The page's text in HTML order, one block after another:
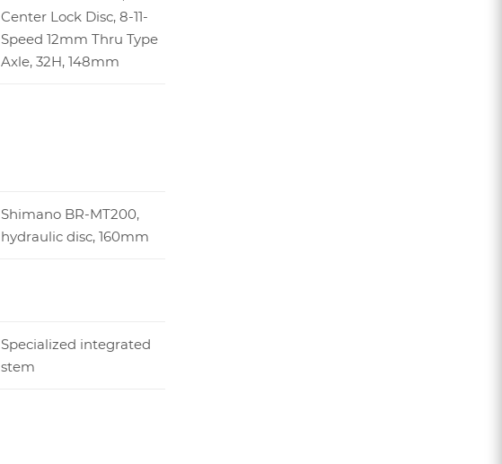
Center Lock Disc, 8-11-
Speed 12mm Thru Type
Axle, 32H, 148mm
Shimano BR-MT200,
hydraulic disc, 160mm
Specialized integrated
stem